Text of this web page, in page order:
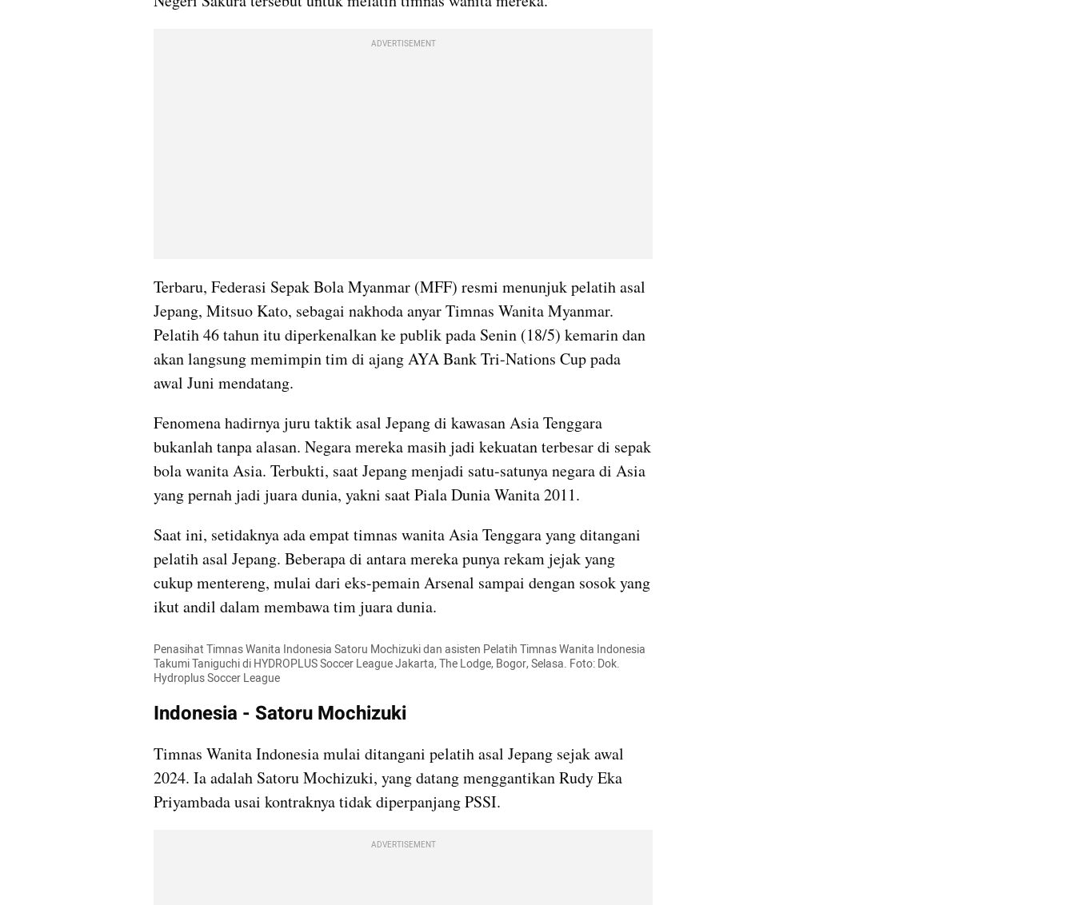
ADVERTISEMENT
Terbaru, Federasi Sepak Bola Myanmar (MFF) resmi menunjuk pelatih asal
Jepang, Mitsuo Kato, sebagai nakhoda anyar Timnas Wanita Myanmar.
Pelatih 46 tahun itu diperkenalkan ke publik pada Senin (18/5) kemarin dan
akan langsung memimpin tim di ajang AYA Bank Tri-Nations Cup pada
awal Juni mendatang.
Fenomena hadirnya juru taktik asal Jepang di kawasan Asia Tenggara
bukanlah tanpa alasan. Negara mereka masih jadi kekuatan terbesar di sepak
bola wanita Asia. Terbukti, saat Jepang menjadi satu-satunya negara di Asia
yang pernah jadi juara dunia, yakni saat Piala Dunia Wanita 2011.
Saat ini, setidaknya ada empat timnas wanita Asia Tenggara yang ditangani
pelatih asal Jepang. Beberapa di antara mereka punya rekam jejak yang
cukup mentereng, mulai dari eks-pemain Arsenal sampai dengan sosok yang
ikut andil dalam membawa tim juara dunia.
Penasihat Timnas Wanita Indonesia Satoru Mochizuki dan asisten Pelatih Timnas Wanita Indonesia
Takumi Taniguchi di HYDROPLUS Soccer League Jakarta, The Lodge, Bogor, Selasa. Foto: Dok.
Hydroplus Soccer League
Indonesia - Satoru Mochizuki
Timnas Wanita Indonesia mulai ditangani pelatih asal Jepang sejak awal
2024. Ia adalah Satoru Mochizuki, yang datang menggantikan Rudy Eka
Priyambada usai kontraknya tidak diperpanjang PSSI.
ADVERTISEMENT